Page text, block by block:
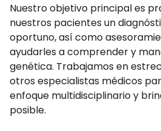
Nuestro objetivo principal es
nuestros pacientes un
oportuno, así como
ayudarles a comprender y
genética. Trabajamos en
otros especialistas médicos
enfoque multidisciplinario y
posible.